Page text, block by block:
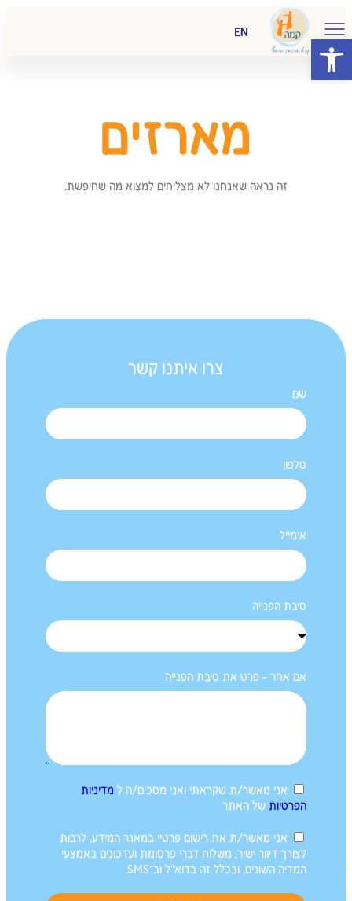
פתח סרגל נגישות
EN
מארזים
זה נראה שאנחנו לא מצליחים למצוא מה שחיפשת.
צרו איתנו קשר
שם
טלפון
אימייל
סיבת הפנייה
אם אחר - פרט את סיבת הפנייה
אני מאשר/ת שקראתי ואני מסכים/ה ל מדיניות
הפרטיות של האתר
אני מאשר/ת את רישום פרטיי במאגר המידע, לרבות
לצורך דיוור ישיר, משלוח דברי פרסומת ועדכונים באמצעי
המדיה השונים, ובכלל זה בדוא"ל וב־SMS.